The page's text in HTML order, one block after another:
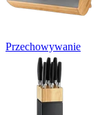
Przechowywanie